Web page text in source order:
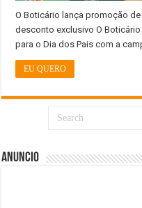
O Boticário lança promoção
desconto exclusivo O
para o Dia dos Pais com a
EU QUERO
Anuncio